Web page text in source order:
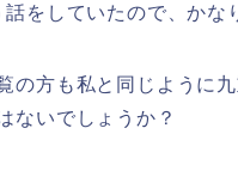
をしていたので、かな
の方も私と同じように
ないでしょうか？